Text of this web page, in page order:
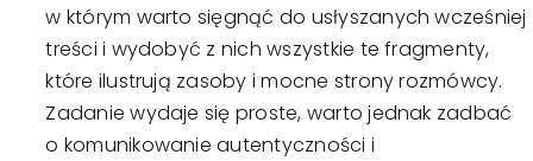
w którym warto sięgnąć do usłyszanych wcześniej
treści i wydobyć z nich wszystkie te fragmenty,
które ilustrują zasoby i mocne strony rozmówcy.
Zadanie wydaje się proste, warto jednak zadbać
o komunikowanie autentyczności i